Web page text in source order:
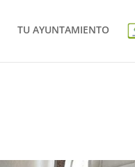
TU AYUNTAMIENTO